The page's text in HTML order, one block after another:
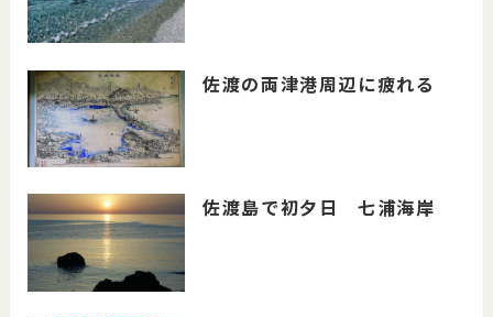
佐渡の両津港周辺に疲れる
佐渡島で初夕日 七浦海岸